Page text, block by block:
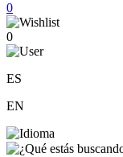
0
0
ES
EN